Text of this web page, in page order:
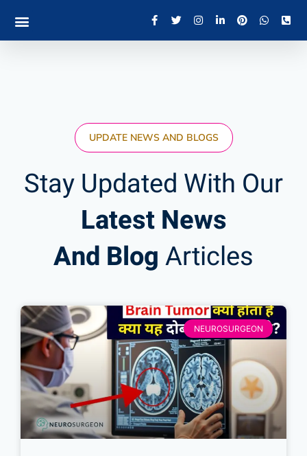
UPDATE NEWS AND BLOGS
Stay Updated With Our
Latest News
And BlogArticles
NEUROSURGEON